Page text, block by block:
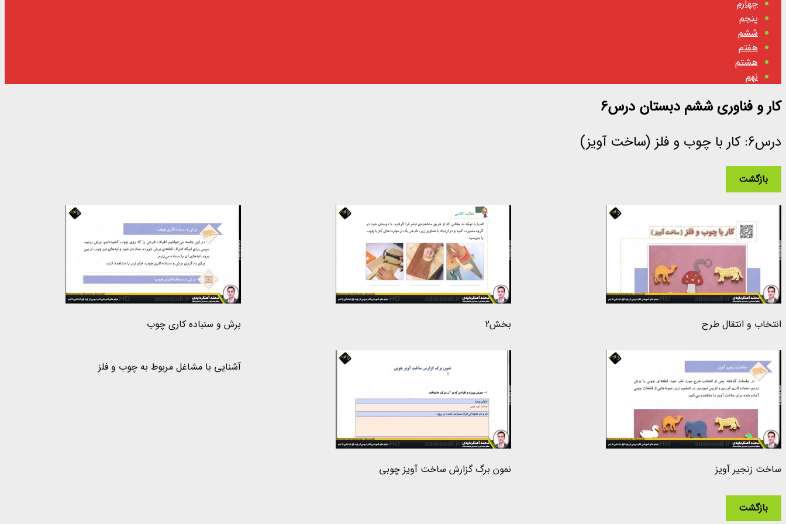
چهارم
پنجم
ششم
هفتم
هشتم
نهم
کار و فناوری ششم دبستان درس6
درس6: کار با چوب و فلز (ساخت آویز)
بازگشت
انتخاب و انتقال طرح بخش2 برش و سنباده کاری چوب
ساخت زنجیر آویز نمون برگ گزارش ساخت آویز چوبی
آشنایی با مشاغل مربوط به چوب و فلز
بازگشت